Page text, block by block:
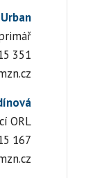
351
ORL
167